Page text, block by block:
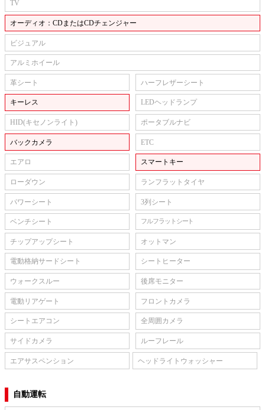
TV
オーディオ：CDまたはCDチェンジャー
ビジュアル
アルミホイール
革シート ハーフレザーシート
キーレス LEDヘッドランプ
HID(キセノンライト) ポータブルナビ
バックカメラ ETC
エアロ スマートキー
ローダウン ランフラットタイヤ
パワーシート 3列シート
ベンチシート フルフラットシート
チップアップシート オットマン
電動格納サードシート シートヒーター
ウォークスルー 後席モニター
電動リアゲート フロントカメラ
シートエアコン 全周囲カメラ
サイドカメラ ルーフレール
エアサスペンション ヘッドライトウォッシャー
自動運転